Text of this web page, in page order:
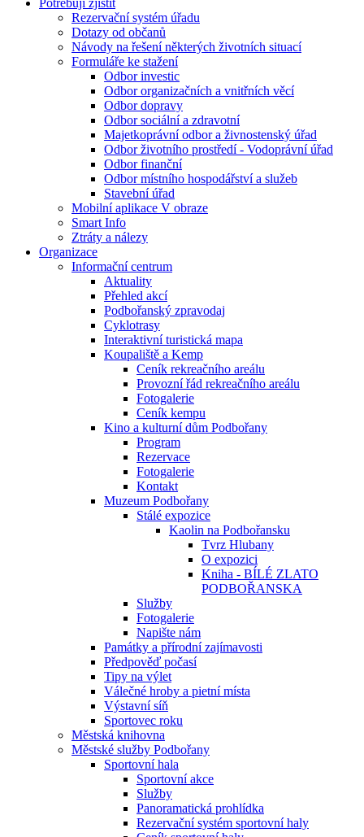
Potřebuji zjistit
Rezervační systém úřadu
Dotazy od občanů
Návody na řešení některých životních situací
Formuláře ke stažení
Odbor investic
Odbor organizačních a vnitřních věcí
Odbor dopravy
Odbor sociální a zdravotní
Majetkoprávní odbor a živnostenský úřad
Odbor životního prostředí - Vodoprávní úřad
Odbor finanční
Odbor místního hospodářství a služeb
Stavební úřad
Mobilní aplikace V obraze
Smart Info
Ztráty a nálezy
Organizace
Informační centrum
Aktuality
Přehled akcí
Podbořanský zpravodaj
Cyklotrasy
Interaktivní turistická mapa
Koupaliště a Kemp
Ceník rekreačního areálu
Provozní řád rekreačního areálu
Fotogalerie
Ceník kempu
Kino a kulturní dům Podbořany
Program
Rezervace
Fotogalerie
Kontakt
Muzeum Podbořany
Stálé expozice
Kaolin na Podbořansku
Tvrz Hlubany
O expozici
Kniha - BÍLÉ ZLATO
PODBOŘANSKA
Služby
Fotogalerie
Napište nám
Památky a přírodní zajímavosti
Předpověď počasí
Tipy na výlet
Válečné hroby a pietní místa
Výstavní síň
Sportovec roku
Městská knihovna
Městské služby Podbořany
Sportovní hala
Sportovní akce
Služby
Panoramatická prohlídka
Rezervační systém sportovní haly